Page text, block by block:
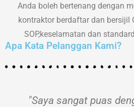
Anda boleh bertenang dengan
kontraktor berdaftar dan bersijil
SOP,keselamatan dan
Apa Kata Pelanggan Kami?
"Saya sangat puas